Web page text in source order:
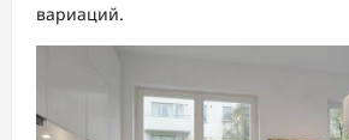
вариаций.